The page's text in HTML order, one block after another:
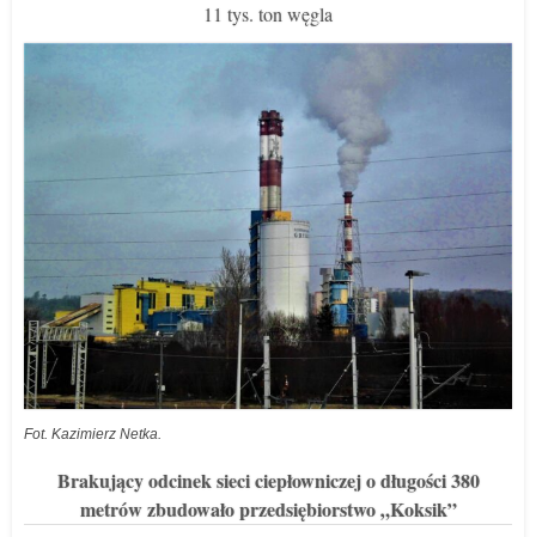
11 tys. ton węgla
Fot. Kazimierz Netka.
Brakujący odcinek sieci ciepłowniczej o długości 380
metrów zbudowało przedsiębiorstwo „Koksik”